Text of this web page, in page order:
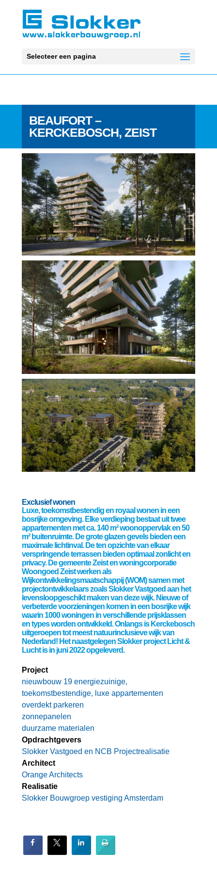
Selecteer een pagina
BEAUFORT –
KERCKEBOSCH, ZEIST
Exclusief wonen
Luxe, toekomstbestendig en royaal wonen in een
bosrijke omgeving. Elke verdieping bestaat uit twee
appartementen met ca. 140 m² woonoppervlak en 50
m² buitenruimte. De grote glazen gevels bieden een
maximale lichtinval. De ten opzichte van elkaar
verspringende terrassen bieden optimaal zonlicht en
privacy. De gemeente Zeist en woningcorporatie
Woongoed Zeist werken als
Wijkontwikkelingsmaatschappij (WOM) samen met
projectontwikkelaars zoals Slokker Vastgoed aan het
levensloopgeschikt maken van deze wijk. Nieuwe of
verbeterde voorzieningen komen in een bosrijke wijk
waarin 1000 woningen in verschillende prijsklassen
en types worden ontwikkeld. Onlangs is Kerckebosch
uitgeroepen tot meest natuurinclusieve wijk van
Nederland! Het naastgelegen Slokker project Licht &
Lucht is in juni 2022 opgeleverd.
Project
nieuwbouw 19 energiezuinige,
toekomstbestendige, luxe appartementen
overdekt parkeren
zonnepanelen
duurzame materialen
Opdrachtgevers
Slokker Vastgoed en NCB Projectrealisatie
Architect
Orange Architects
Realisatie
Slokker Bouwgroep vestiging Amsterdam